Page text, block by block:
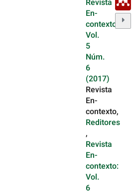
Revista
En-
contexto:
Vol.
5
Núm.
6
(2017)
Revista
En-
contexto,
Reditores
,
Revista
En-
contexto:
Vol.
6